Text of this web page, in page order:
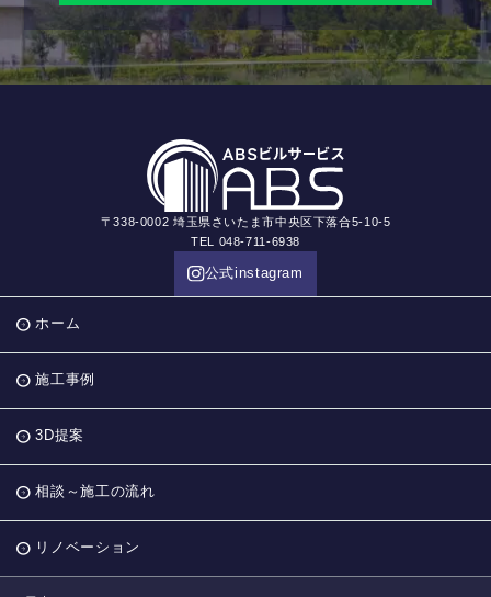
〒338-0002 埼玉県さいたま市中央区下落合5-10-5
TEL 048-711-6938
公式instagram
ホーム
施工事例
3D提案
相談～施工の流れ
リノベーション